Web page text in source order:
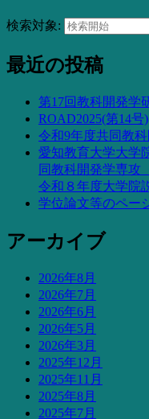
検索対象:
最近の投稿
第17回教科開発学
ROAD2025(第14号)
令和9年度共同教
愛知教育大学大学
同教科開発学専攻
令和８年度大学院
学位論文等のペー
アーカイブ
2026年8月
2026年7月
2026年6月
2026年5月
2026年3月
2025年12月
2025年11月
2025年8月
2025年7月